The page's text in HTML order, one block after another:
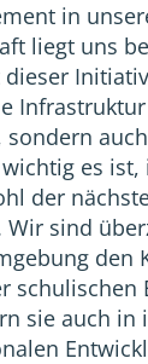
in
liegt uns
dieser
sondern
es
der
Wir sind
den
schulischen
sie auch in